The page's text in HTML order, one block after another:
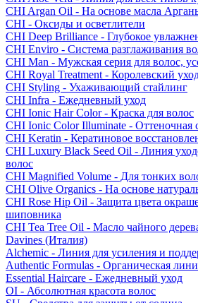
CHI Argan Oil - На основе масла
CHI - Оксиды и осветлители
CHI Deep Brilliance - Глубокое
CHI Enviro - Система разглаживания
CHI Man - Мужская серия для волос,
CHI Royal Treatment - Королевский
CHI Styling - Ухаживающий стайлинг
CHI Infra - Ежедневный уход
CHI Ionic Hair Color - Краска для волос
CHI Ionic Color Illuminate - Оттеночная
CHI Keratin - Кератиновое
CHI Luxury Black Seed Oil - Линия
волос
CHI Magnified Volume - Для тонких
CHI Olive Organics - На основе
CHI Rose Hip Oil - Защита цвета
шиповника
CHI Tea Tree Oil - Масло чайного
Davines (Италия)
Alchemic - Линия для усиления и
Authentic Formulas - Органическая
Essential Haircare - Eжедневный уход
OI - Абсолютная красота волос